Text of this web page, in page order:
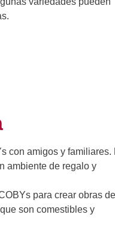
con amigos y familiares.
ambiente de regalo y
para crear obras
son comestibles y